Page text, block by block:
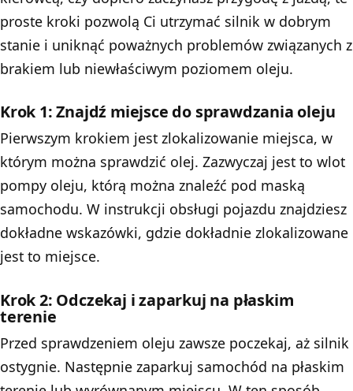
proste kroki pozwolą Ci utrzymać silnik w dobrym
stanie i uniknąć poważnych problemów związanych z
brakiem lub niewłaściwym poziomem oleju.
Krok 1: Znajdź miejsce do sprawdzania oleju
Pierwszym krokiem jest zlokalizowanie miejsca, w
którym można sprawdzić olej. Zazwyczaj jest to wlot
pompy oleju, którą można znaleźć pod maską
samochodu. W instrukcji obsługi pojazdu znajdziesz
dokładne wskazówki, gdzie dokładnie zlokalizowane
jest to miejsce.
Krok 2: Odczekaj i zaparkuj na płaskim
terenie
Przed sprawdzeniem oleju zawsze poczekaj, aż silnik
ostygnie. Następnie zaparkuj samochód na płaskim